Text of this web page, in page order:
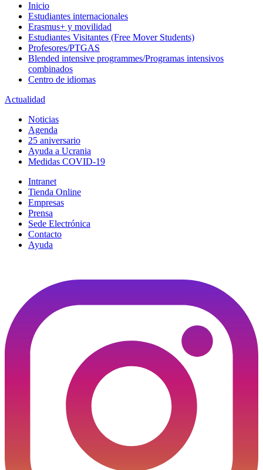
Inicio
Estudiantes internacionales
Erasmus+ y movilidad
Estudiantes Visitantes (Free Mover Students)
Profesores/PTGAS
Blended intensive programmes/Programas intensivos
combinados
Centro de idiomas
Actualidad
Noticias
Agenda
25 aniversario
Ayuda a Ucrania
Medidas COVID-19
Intranet
Tienda Online
Empresas
Prensa
Sede Electrónica
Contacto
Ayuda